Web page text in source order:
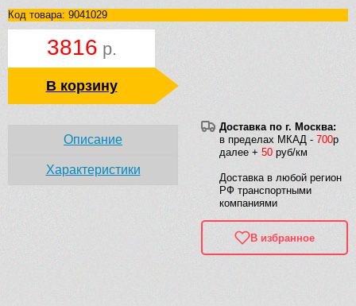
Код товара: 9041029
3816 р.
В корзину
Доставка по г. Москва:
в пределах МКАД - 700р
далее + 50 руб/км
Доставка в любой регион
РФ транспортными
компаниями
В избранное
Описание
Характеристики